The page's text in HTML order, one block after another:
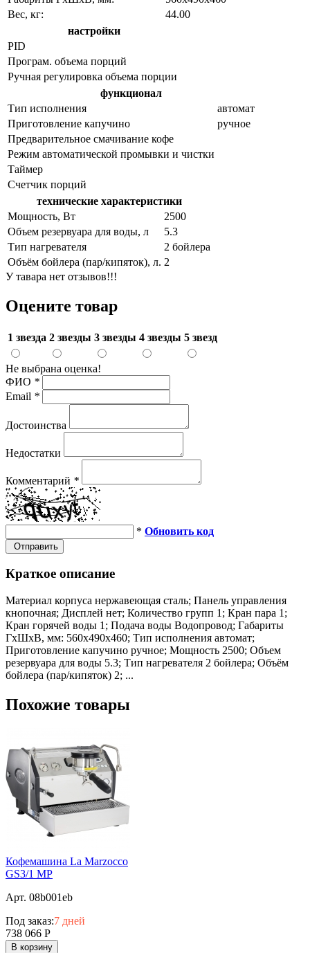
Вес, кг:
44.00
настройки
PID
Програм. объема порций
Ручная регулировка объема порции
функционал
Тип исполнения
автомат
Приготовление капучино
ручное
Предварительное смачивание кофе
Режим автоматической промывки и чистки
Таймер
Счетчик порций
технические характеристики
Мощность, Вт
2500
Объем резервуара для воды, л
5.3
Тип нагревателя
2 бойлера
Объём бойлера (пар/кипяток), л. 2
У тавара нет отзывов!!!
Оцените товар
1 звезда 2 звезды 3 звезды 4 звезды 5 звезд
Не выбрана оценка!
ФИО *
Email *
Достоинства
Недостатки
Комментарий *
* Обновить код
Отправить
Краткое описание
Материал корпуса нержавеющая сталь; Панель управления
кнопочная; Дисплей нет; Количество групп 1; Кран пара 1;
Кран горячей воды 1; Подача воды Водопровод; Габариты
ГхШхВ, мм: 560х490х460; Тип исполнения автомат;
Приготовление капучино ручное; Мощность 2500; Объем
резервуара для воды 5.3; Тип нагревателя 2 бойлера; Объём
бойлера (пар/кипяток) 2; ...
Похожие товары
Кофемашина La Marzocco
GS3/1 MP
Арт. 08b001eb
Под заказ:7 дней
738 066 Р
В корзину